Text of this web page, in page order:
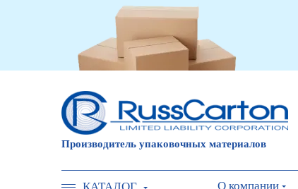
Производитель упаковочных материалов
О компании